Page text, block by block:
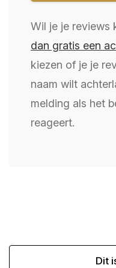
Wil je je reviews
dan gratis een
kiezen of je je
naam wilt
melding als het
reageert.
Dit